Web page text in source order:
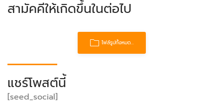
สามัคคีให้เกิดขึ้นในต่อไป
ไฟล์รูปทั้งหมด...
แชร์โพสต์นี้
[seed_social]